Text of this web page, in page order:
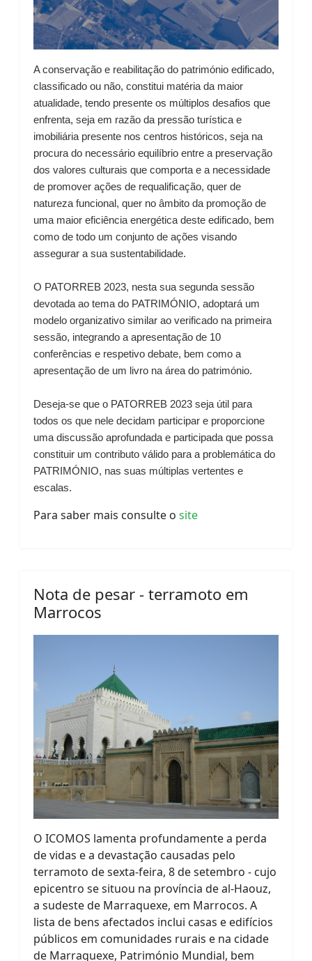
A conservação e reabilitação do património edificado,
classificado ou não, constitui matéria da maior
atualidade, tendo presente os múltiplos desafios que
enfrenta, seja em razão da pressão turística e
imobiliária presente nos centros históricos, seja na
procura do necessário equilíbrio entre a preservação
dos valores culturais que comporta e a necessidade
de promover ações de requalificação, quer de
natureza funcional, quer no âmbito da promoção de
uma maior eficiência energética deste edificado, bem
como de todo um conjunto de ações visando
assegurar a sua sustentabilidade.
O PATORREB 2023, nesta sua segunda sessão
devotada ao tema do PATRIMÓNIO, adoptará um
modelo organizativo similar ao verificado na primeira
sessão, integrando a apresentação de 10
conferências e respetivo debate, bem como a
apresentação de um livro na área do património.
Deseja-se que o PATORREB 2023 seja útil para
todos os que nele decidam participar e proporcione
uma discussão aprofundada e participada que possa
constituir um contributo válido para a problemática do
PATRIMÓNIO, nas suas múltiplas vertentes e
escalas.
Para saber mais consulte o site
Nota de pesar - terramoto em
Marrocos
O ICOMOS lamenta profundamente a perda
de vidas e a devastação causadas pelo
terramoto de sexta-feira, 8 de setembro - cujo
epicentro se situou na província de al-Haouz,
a sudeste de Marraquexe, em Marrocos. A
lista de bens afectados inclui casas e edifícios
públicos em comunidades rurais e na cidade
de Marraquexe, Património Mundial, bem